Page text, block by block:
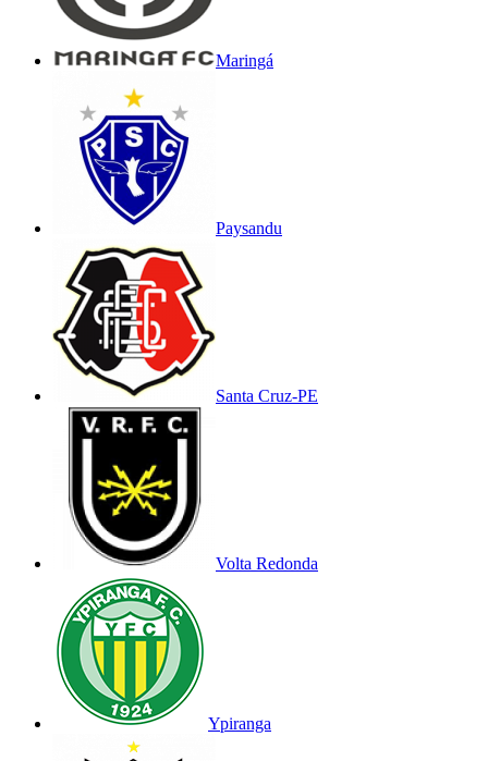
Maringá
Paysandu
Santa Cruz-PE
Volta Redonda
Ypiranga